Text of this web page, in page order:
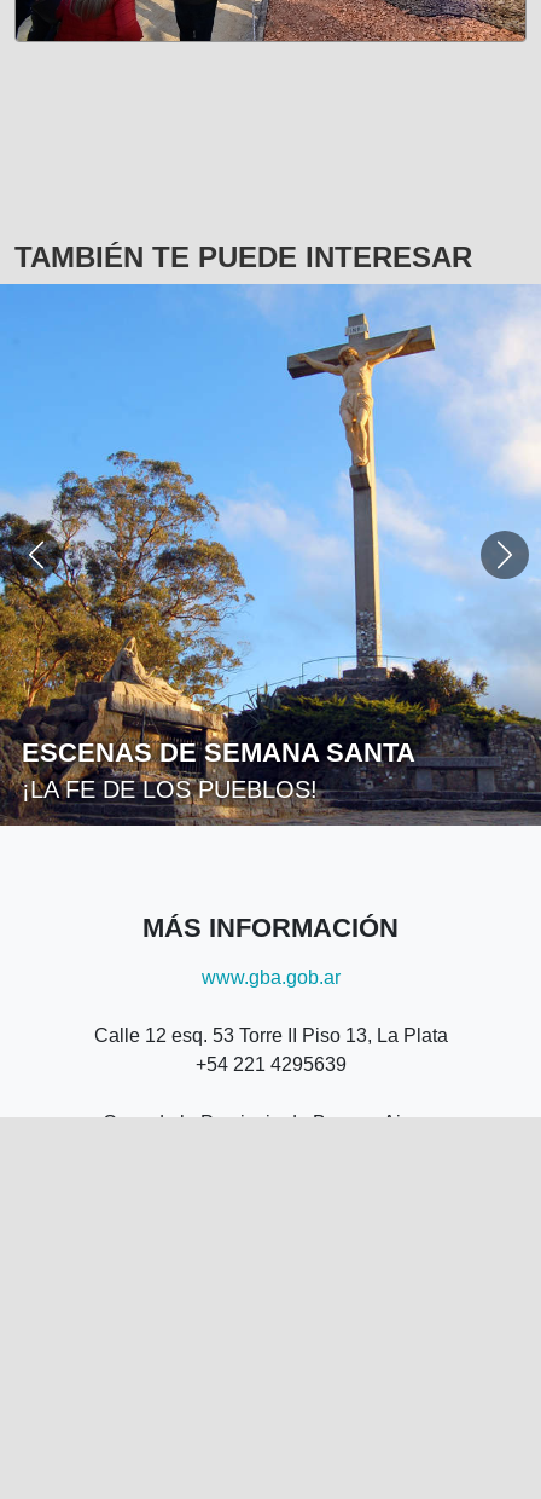
TAMBIÉN TE PUEDE INTERESAR
ESCENAS DE SEMANA SANTA
¡LA FE DE LOS PUEBLOS!
MÁS INFORMACIÓN
www.gba.gob.ar
Calle 12 esq. 53 Torre II Piso 13, La Plata
+54 221 4295639
Casa de la Provincia de Buenos Aires -